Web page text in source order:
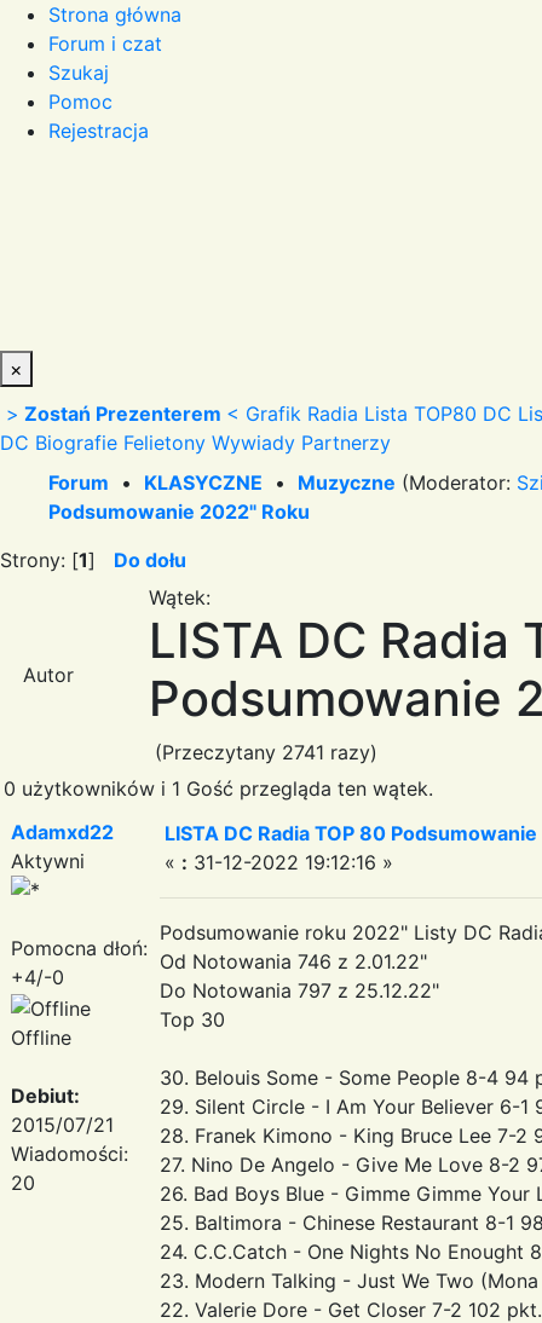
Strona główna
Forum i czat
Szukaj
Pomoc
Rejestracja
×
> Zostań Prezenterem < Grafik Radia Lista TOP80 DC
DC Biografie Felietony Wywiady Partnerzy
Forum • KLASYCZNE • Muzyczne (Moderator:
Podsumowanie 2022" Roku
Strony: [1] Do dołu
Autor
Wątek:
LISTA DC Radia
Podsumowanie
(Przeczytany 2741 razy)
0 użytkowników i 1 Gość przegląda ten wątek.
Adamxd22
Aktywni
Pomocna dłoń:
+4/-0
Offline
Debiut:
2015/07/21
Wiadomości:
20
LISTA DC Radia TOP 80
« : 31-12-2022 19:12:16 »
Podsumowanie roku 2022" Listy DC
Od Notowania 746 z 2.01.22"
Do Notowania 797 z 25.12.22"
Top 30
30. Belouis Some - Some People 8-4 94
29. Silent Circle - I Am Your Believer 6-1
28. Franek Kimono - King Bruce Lee 7-2
27. Nino De Angelo - Give Me Love 8-2
26. Bad Boys Blue - Gimme Gimme
25. Baltimora - Chinese Restaurant 8-1
24. C.C.Catch - One Nights No Enought
23. Modern Talking - Just We Two
22. Valerie Dore - Get Closer 7-2 102 pkt.